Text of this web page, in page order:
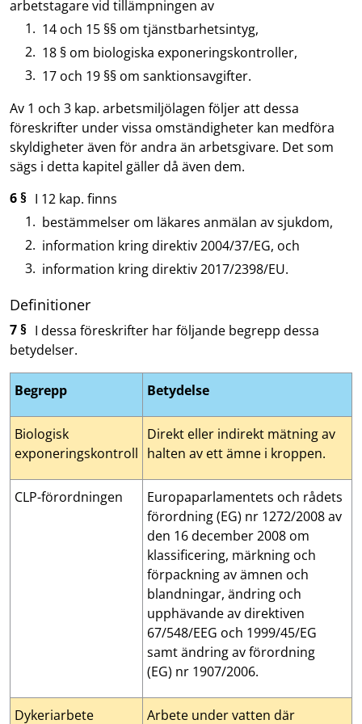
arbetstagare vid tillämpningen av
14 och 15 §§ om tjänstbarhetsintyg,
18 § om biologiska exponeringskontroller,
17 och 19 §§ om sanktionsavgifter.
Av 1 och 3 kap. arbetsmiljölagen följer att dessa
föreskrifter under vissa omständigheter kan medföra
skyldigheter även för andra än arbetsgivare. Det som
sägs i detta kapitel gäller då även dem.
6 § I 12 kap. finns
bestämmelser om läkares anmälan av sjukdom,
information kring direktiv 2004/37/EG, och
information kring direktiv 2017/2398/EU.
Definitioner
7 § I dessa föreskrifter har följande begrepp dessa
betydelser.
Begrepp Betydelse
Biologisk
exponeringskontroll
Direkt eller indirekt mätning av
halten av ett ämne i kroppen.
CLP-förordningen
Europaparlamentets och rådets
förordning (EG) nr 1272/2008 av
den 16 december 2008 om
klassificering, märkning och
förpackning av ämnen och
blandningar, ändring och
upphävande av direktiven
67/548/EEG och 1999/45/EG
samt ändring av förordning
(EG) nr 1907/2006.
Dykeriarbete
Arbete under vatten där